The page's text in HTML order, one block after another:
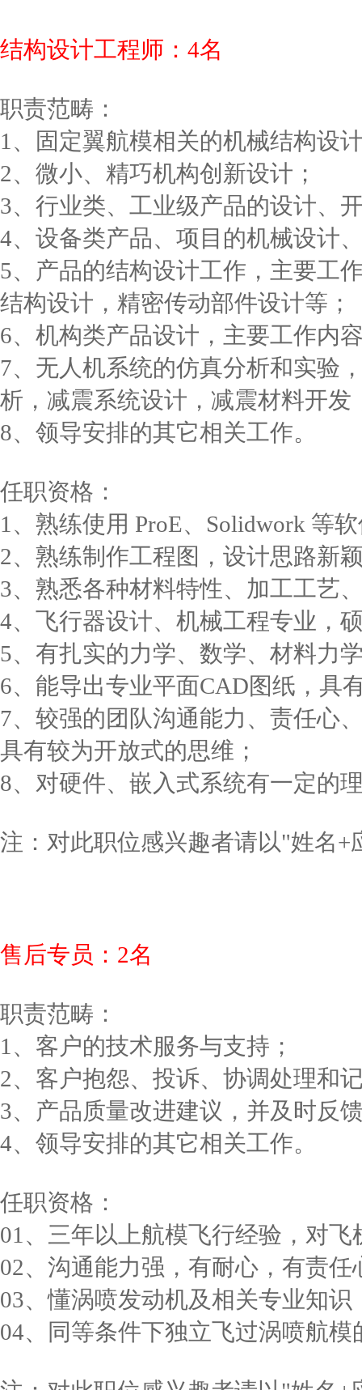
结构设计工程师：4名
职责范畴：
1、固定翼航模相关的机械结构设
2、微小、精巧机构创新设计；
3、行业类、工业级产品的设计、
4、设备类产品、项目的机械设计
5、产品的结构设计工作，主要工
结构设计，精密传动部件设计等；
6、机构类产品设计，主要工作内
7、无人机系统的仿真分析和实验
析，减震系统设计，减震材料开
8、领导安排的其它相关工作。
任职资格：
1、熟练使用 ProE、Solidwork 等
2、熟练制作工程图，设计思路新
3、熟悉各种材料特性、加工工艺
4、飞行器设计、机械工程专业，
5、有扎实的力学、数学、材料力
6、能导出专业平面CAD图纸，具
7、较强的团队沟通能力、责任心
具有较为开放式的思维；
8、对硬件、嵌入式系统有一定的
注：对此职位感兴趣者请以"姓名+
售后专员：2名
职责范畴：
1、客户的技术服务与支持；
2、客户抱怨、投诉、协调处理和
3、产品质量改进建议，并及时反
4、领导安排的其它相关工作。
任职资格：
01、三年以上航模飞行经验，对
02、沟通能力强，有耐心，有责任
03、懂涡喷发动机及相关专业知识
04、同等条件下独立飞过涡喷航模